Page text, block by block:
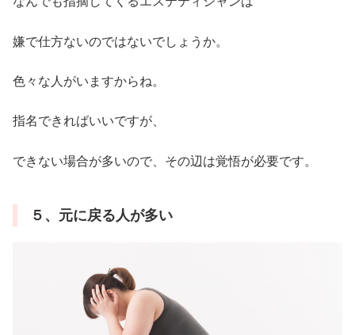
嫌で仕方ないのではないでしょうか。
色々な人がいますからね。
指名できればいいですが、
できない場合が多いので、その辺は覚悟が必要です。
５、元に戻る人が多い